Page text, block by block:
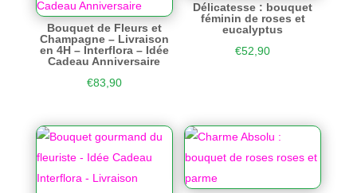
Bouquet de Fleurs et
Champagne – Livraison
en 4H – Interflora – Idée
Cadeau Anniversaire
€83,90
Délicatesse : bouquet
féminin de roses et
eucalyptus
€52,90